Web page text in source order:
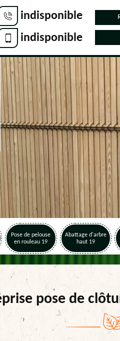
indisponible
indisponible
Pose de pelouse
en rouleau 19
Abattage d'arbre
haut 19
pose de